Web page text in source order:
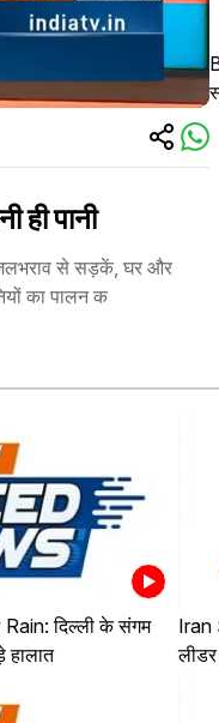
पानी
जलभराव से सड़कें, घर और
का पालन क
दिल्ली के संगम
हालात
Iran
लीडर